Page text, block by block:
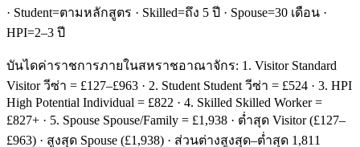
· Student=ตามหลักสูตร · Skilled=ถึง 5 ปี · Spouse=30 เดือน ·
HPI=2–3 ปี
บันไดค่าราชการภายในสหราชอาณาจักร: 1. Visitor Standard
Visitor วีซ่า = £127–£963 · 2. Student Student วีซ่า = £524 · 3. HPI
High Potential Individual = £822 · 4. Skilled Skilled Worker =
£827+ · 5. Spouse Spouse/Family = £1,938 · ต่ำสุด Visitor (£127–
£963) · สูงสุด Spouse (£1,938) · ส่วนต่างสูงสุด–ต่ำสุด 1,811